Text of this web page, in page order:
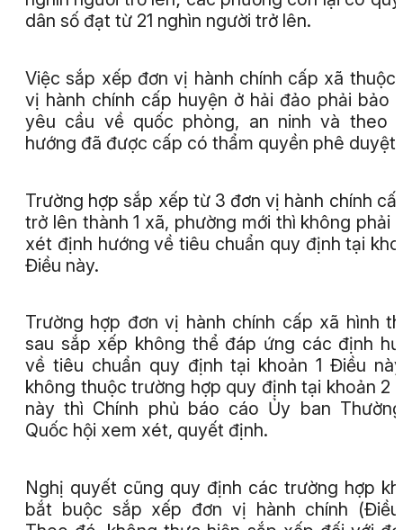
dân số đạt từ 21 nghìn người trở lên.
Việc sắp xếp đơn vị hành chính cấp xã thuộc
vị hành chính cấp huyện ở hải đảo phải bảo
yêu cầu về quốc phòng, an ninh và theo
hướng đã được cấp có thẩm quyền phê duyệt.
Trường hợp sắp xếp từ 3 đơn vị hành chính
trở lên thành 1 xã, phường mới thì không phải
xét định hướng về tiêu chuẩn quy định tại
Điều này.
Trường hợp đơn vị hành chính cấp xã hình
sau sắp xếp không thể đáp ứng các định
về tiêu chuẩn quy định tại khoản 1 Điều
không thuộc trường hợp quy định tại khoản 2
này thì Chính phủ báo cáo Ủy ban
Quốc hội xem xét, quyết định.
Nghị quyết cũng quy định các trường hợp
bắt buộc sắp xếp đơn vị hành chính